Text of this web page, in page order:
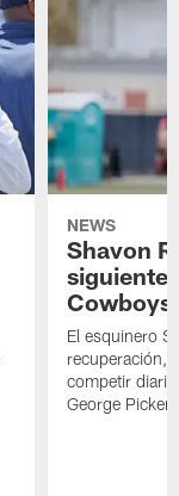
NEWS
Shavon
siguiente
Cowboys
El esquinero
recuperación,
competir
George